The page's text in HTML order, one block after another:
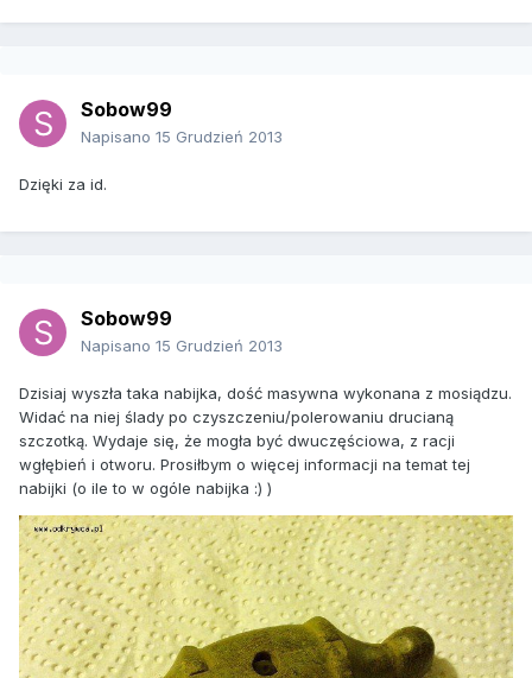
Sobow99
Napisano 15 Grudzień 2013
Dzięki za id.
Sobow99
Napisano 15 Grudzień 2013
Dzisiaj wyszła taka nabijka, dość masywna wykonana z mosiądzu.
Widać na niej ślady po czyszczeniu/polerowaniu drucianą
szczotką. Wydaje się, że mogła być dwuczęściowa, z racji
wgłębień i otworu. Prosiłbym o więcej informacji na temat tej
nabijki (o ile to w ogóle nabijka :) )